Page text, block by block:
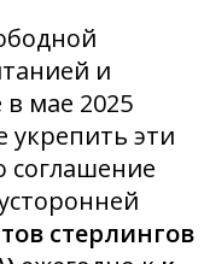
и
мае 2025
укрепить эти
соглашение
стерлингов